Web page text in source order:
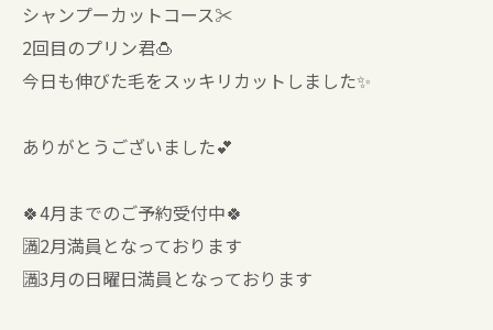
シャンプーカットコース✂️
2回目のプリン君🍮
今日も伸びた毛をスッキリカットしました✨
ありがとうございました💕
🍀4月までのご予約受付中🍀
🈵2月満員となっております
🈵3月の日曜日満員となっております